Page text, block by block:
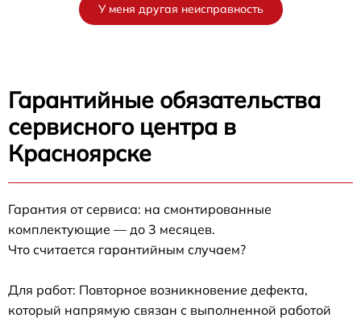
У меня другая неисправность
Гарантийные обязательства
сервисного центра в
Красноярске
Гарантия от сервиса: на смонтированные
комплектующие — до 3 месяцев.
Что считается гарантийным случаем?
Для работ: Повторное возникновение дефекта,
который напрямую связан с выполненной работой